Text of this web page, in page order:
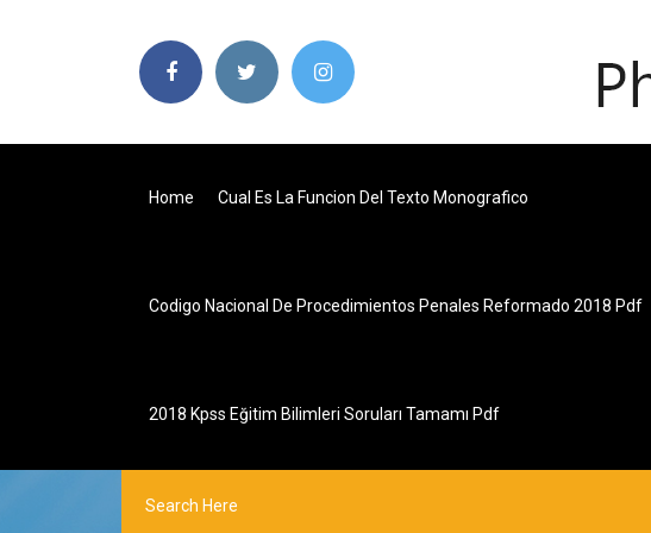
Home Cual Es La Funcion Del Texto Monografico
Codigo Nacional De Procedimientos Penales Reformado 2018 Pdf
2018 Kpss Eğitim Bilimleri Soruları Tamamı Pdf